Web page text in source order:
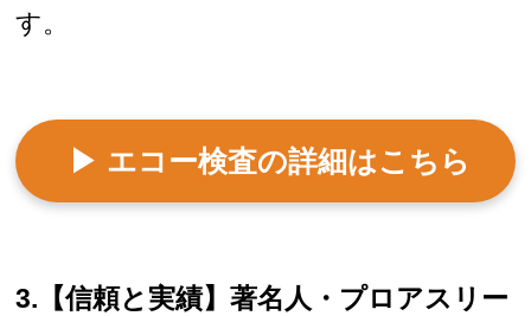
す。
▶ エコー検査の詳細はこちら
3.【信頼と実績】著名人・プロアスリー